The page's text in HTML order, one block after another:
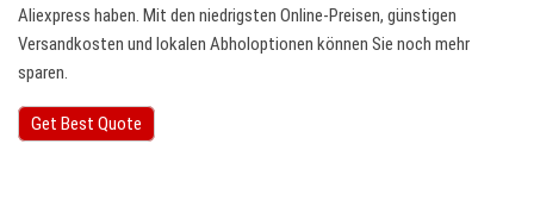
Aliexpress haben. Mit den niedrigsten Online-Preisen, günstigen
Versandkosten und lokalen Abholoptionen können Sie noch mehr
sparen.
Get Best Quote